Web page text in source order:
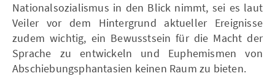
Nationalsozialismus in den Blick nimmt, sei es laut
Veiler vor dem Hintergrund aktueller Ereignisse
zudem wichtig, ein Bewusstsein für die Macht der
Sprache zu entwickeln und Euphemismen von
Abschiebungsphantasien keinen Raum zu bieten.